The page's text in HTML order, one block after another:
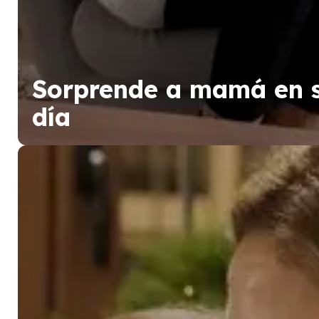
Sorprende a mamá en
día